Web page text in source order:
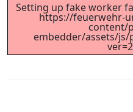
Setting up fake worker
https://feuerwehr-
content/
embedder/assets/